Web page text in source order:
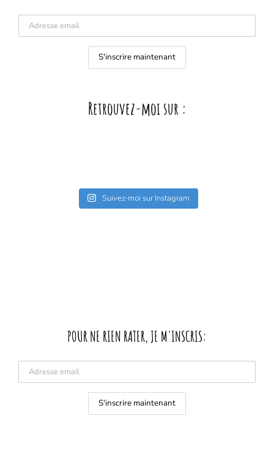
Retrouvez-moi sur :
Suivez-moi sur Instagram
POUR NE RIEN RATER, JE M'INSCRIS: